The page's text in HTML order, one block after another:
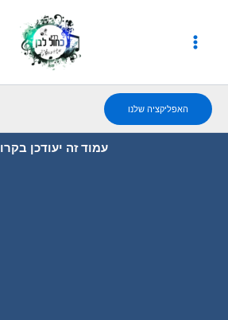
האפליקציה שלנו
עמוד זה יעודכן